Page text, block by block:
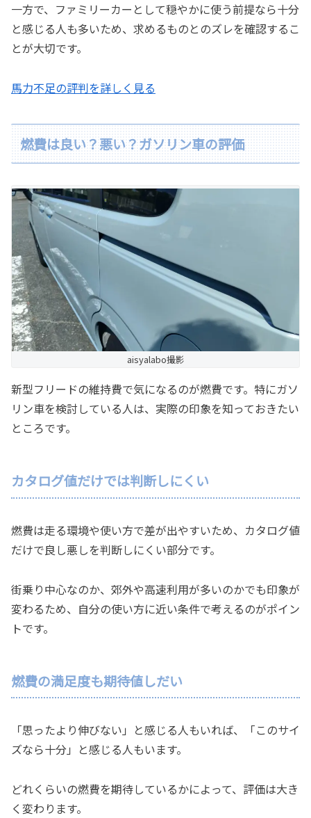
一方で、ファミリーカーとして穏やかに使う前提なら十分
と感じる人も多いため、求めるものとのズレを確認するこ
とが大切です。
馬力不足の評判を詳しく見る
燃費は良い？悪い？ガソリン車の評価
aisyalabo撮影
新型フリードの維持費で気になるのが燃費です。特にガソ
リン車を検討している人は、実際の印象を知っておきたい
ところです。
カタログ値だけでは判断しにくい
燃費は走る環境や使い方で差が出やすいため、カタログ値
だけで良し悪しを判断しにくい部分です。
街乗り中心なのか、郊外や高速利用が多いのかでも印象が
変わるため、自分の使い方に近い条件で考えるのがポイン
トです。
燃費の満足度も期待値しだい
「思ったより伸びない」と感じる人もいれば、「このサイ
ズなら十分」と感じる人もいます。
どれくらいの燃費を期待しているかによって、評価は大き
く変わります。